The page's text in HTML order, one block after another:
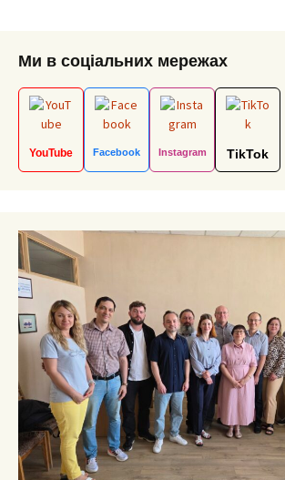
Ми в соціальних мережах
YouTube Facebook Instagram TikTok